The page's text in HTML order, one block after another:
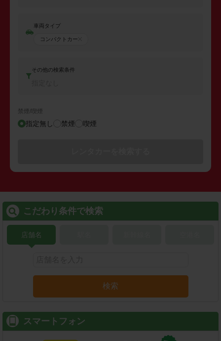
車両タイプ
コンパクトカー
その他の検索条件
禁煙/喫煙
指定無し 禁煙 喫煙
こだわり条件で検索
店舗名
検索
スマートフォン